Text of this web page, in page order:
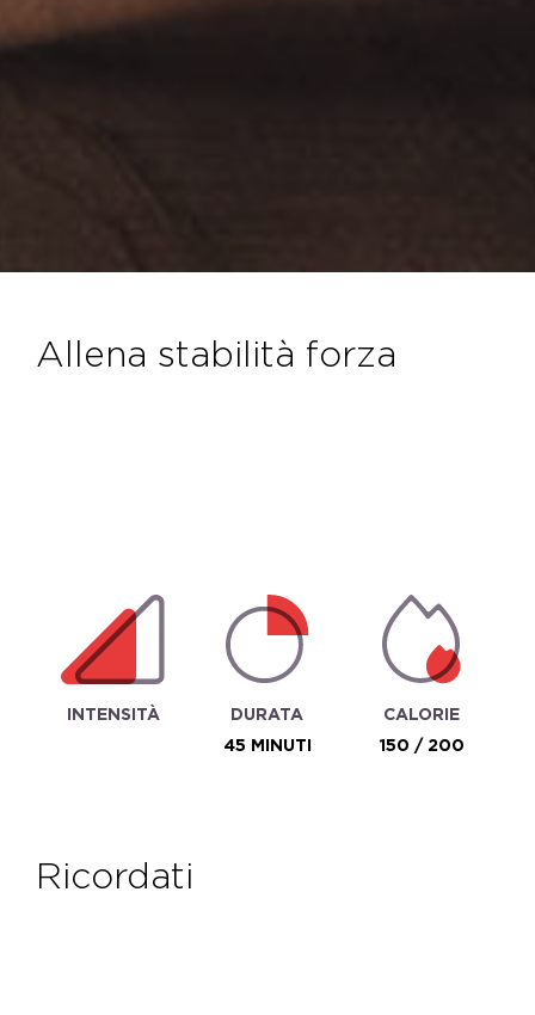
allena stabilità forza
INTENSITÀ
DURATA
45 MINUTI
CALORIE
150 / 200
ricordati